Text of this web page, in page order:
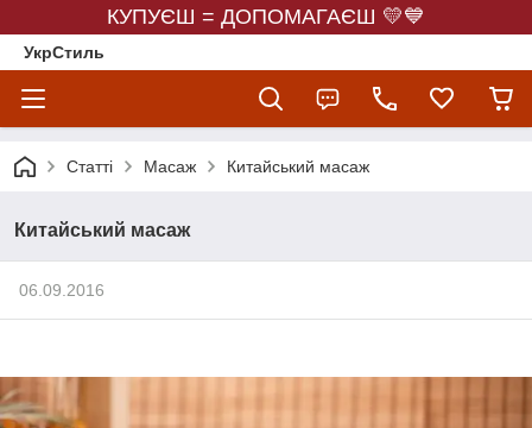
КУПУЄШ = ДОПОМАГАЄШ 💛💙
УкрСтиль
Статті Масаж Китайський масаж
Китайський масаж
06.09.2016